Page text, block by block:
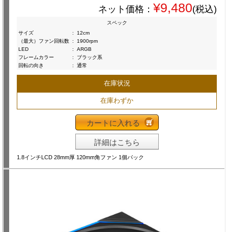
ネット価格： ¥9,480(税込)
スペック
サイズ
:
12cm
（最大）ファン回転数 :
1900rpm
LED
:
ARGB
フレームカラー
:
ブラック系
回転の向き
: 通常
在庫状況
在庫わずか
カートに入れる
詳細はこちら
1.8インチLCD 28mm厚 120mm角ファン 1個パック